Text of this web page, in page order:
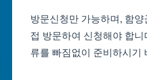
방문신청만 가능하며, 함
접 방문하여 신청해야 합니
류를 빠짐없이 준비하시기